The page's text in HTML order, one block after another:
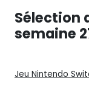
Sélection
semaine
Jeu Nintendo